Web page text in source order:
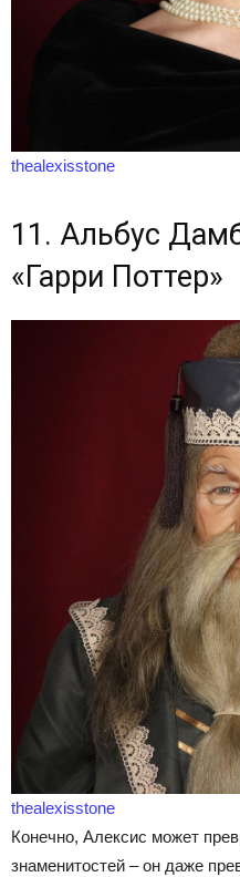
thealexisstone
11. Альбус
«Гарри Поттер»
thealexisstone
Конечно, Алексис может
знаменитостей – он даже